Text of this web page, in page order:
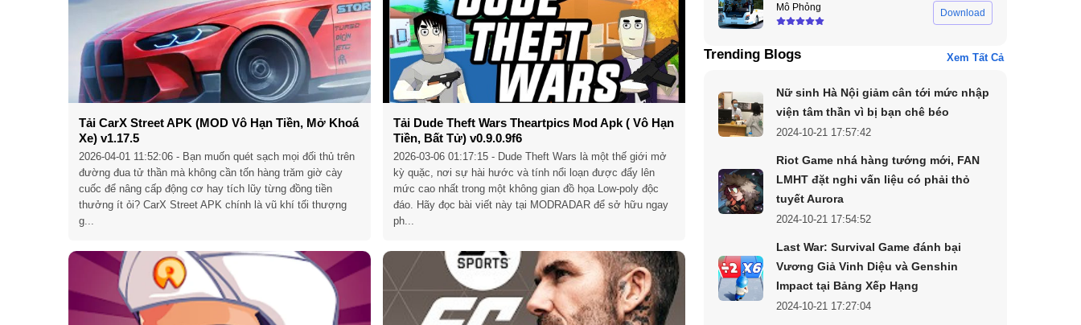
Tải CarX Street APK (MOD Vô Hạn Tiền, Mở Khoá
Xe) v1.17.5
2026-04-01 11:52:06- Bạn muốn quét sạch mọi đối thủ trên
đường đua tử thần mà không cần tốn hàng trăm giờ cày
cuốc để nâng cấp động cơ hay tích lũy từng đồng tiền
thưởng ít ỏi? CarX Street APK chính là vũ khí tối thượng
g...
Tải Dude Theft Wars Theartpics Mod Apk ( Vô Hạn
Tiền, Bất Tử) v0.9.0.9f6
2026-03-06 01:17:15 - Dude Theft Wars là một thế giới mở
kỳ quặc, nơi sự hài hước và tính nổi loạn được đẩy lên
mức cao nhất trong một không gian đồ họa Low-poly độc
đáo. Hãy đọc bài viết này tại MODRADAR để sở hữu ngay
ph...
Mô Phỏng Download
Trending Blogs Xem Tất Cả
Nữ sinh Hà Nội giảm cân tới mức nhập
viện tâm thần vì bị bạn chê béo
2024-10-21 17:57:42
Riot Game nhá hàng tướng mới, FAN
LMHT đặt nghi vấn liệu có phải thỏ
tuyết Aurora
2024-10-21 17:54:52
Last War: Survival Game đánh bại
Vương Giả Vinh Diệu và Genshin
Impact tại Bảng Xếp Hạng
2024-10-21 17:27:04